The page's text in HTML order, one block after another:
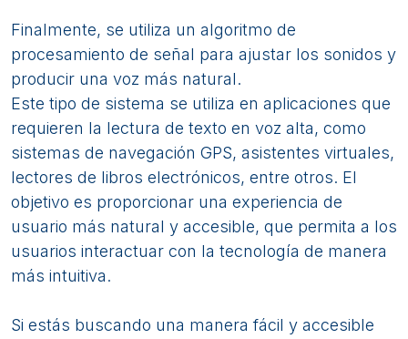
Finalmente, se utiliza un algoritmo de
procesamiento de señal para ajustar los sonidos y
producir una voz más natural.
Este tipo de sistema se utiliza en aplicaciones que
requieren la lectura de texto en voz alta, como
sistemas de navegación GPS, asistentes virtuales,
lectores de libros electrónicos, entre otros. El
objetivo es proporcionar una experiencia de
usuario más natural y accesible, que permita a los
usuarios interactuar con la tecnología de manera
más intuitiva.
Si estás buscando una manera fácil y accesible